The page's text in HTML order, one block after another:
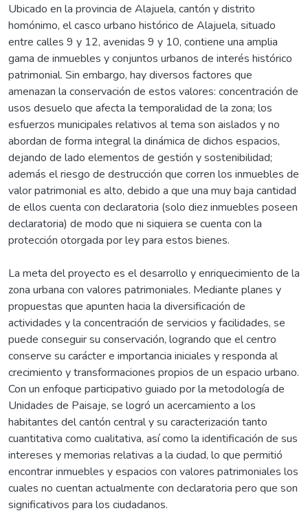
Ubicado en la provincia de Alajuela, cantón y distrito
homónimo, el casco urbano histórico de Alajuela, situado
entre calles 9 y 12, avenidas 9 y 10, contiene una amplia
gama de inmuebles y conjuntos urbanos de interés histórico
patrimonial. Sin embargo, hay diversos factores que
amenazan la conservación de estos valores: concentración de
usos desuelo que afecta la temporalidad de la zona; los
esfuerzos municipales relativos al tema son aislados y no
abordan de forma integral la dinámica de dichos espacios,
dejando de lado elementos de gestión y sostenibilidad;
además el riesgo de destrucción que corren los inmuebles de
valor patrimonial es alto, debido a que una muy baja cantidad
de ellos cuenta con declaratoria (solo diez inmuebles poseen
declaratoria) de modo que ni siquiera se cuenta con la
protección otorgada por ley para estos bienes.
La meta del proyecto es el desarrollo y enriquecimiento de la
zona urbana con valores patrimoniales. Mediante planes y
propuestas que apunten hacia la diversificación de
actividades y la concentración de servicios y facilidades, se
puede conseguir su conservación, logrando que el centro
conserve su carácter e importancia iniciales y responda al
crecimiento y transformaciones propios de un espacio urbano.
Con un enfoque participativo guiado por la metodología de
Unidades de Paisaje, se logró un acercamiento a los
habitantes del cantón central y su caracterización tanto
cuantitativa como cualitativa, así como la identificación de sus
intereses y memorias relativas a la ciudad, lo que permitió
encontrar inmuebles y espacios con valores patrimoniales los
cuales no cuentan actualmente con declaratoria pero que son
significativos para los ciudadanos.